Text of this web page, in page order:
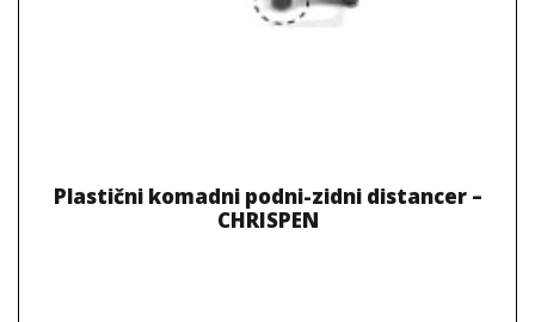
Plastični komadni podni-zidni distancer –
CHRISPEN